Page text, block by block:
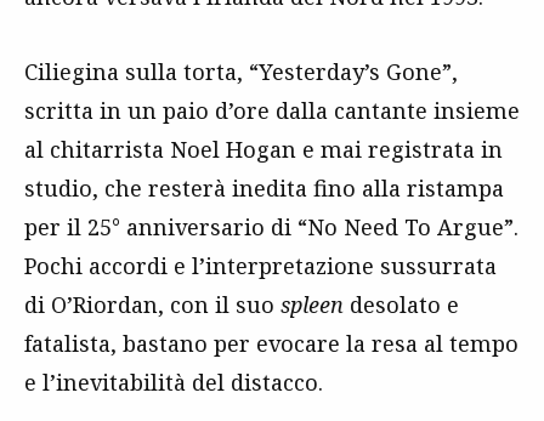
Ciliegina sulla torta, “Yesterday’s Gone”,
scritta in un paio d’ore dalla cantante insieme
al chitarrista Noel Hogan e mai registrata in
studio, che resterà inedita fino alla ristampa
per il 25° anniversario di “No Need To Argue”.
Pochi accordi e l’interpretazione sussurrata
di O’Riordan, con il suo spleen desolato e
fatalista, bastano per evocare la resa al tempo
e l’inevitabilità del distacco.